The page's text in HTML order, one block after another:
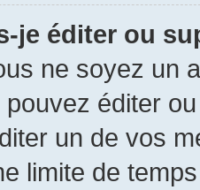
je éditer ou
ne soyez un
éditer
un de vos
limite de